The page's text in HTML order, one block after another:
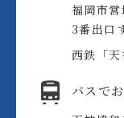
福岡市
3番出口
西鉄「
バスで